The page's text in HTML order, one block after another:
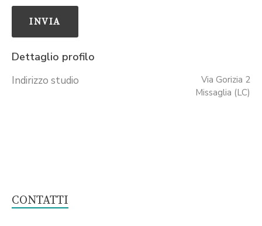
Dettaglio profilo
Indirizzo studio
Via Gorizia 2
Missaglia (LC)
CONTATTI